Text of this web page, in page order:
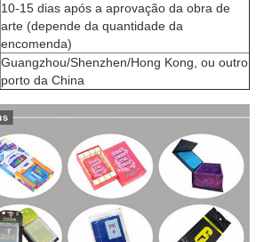
10-15 dias após a aprovação da obra de
arte (depende da quantidade da
encomenda)
Guangzhou/Shenzhen/Hong Kong, ou outro
porto da China